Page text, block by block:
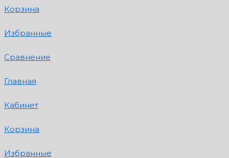
Корзина
Избранные
Сравнение
Главная
Кабинет
Корзина
Избранные